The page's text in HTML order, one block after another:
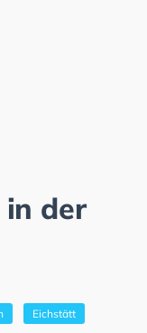
in der
Eichstätt